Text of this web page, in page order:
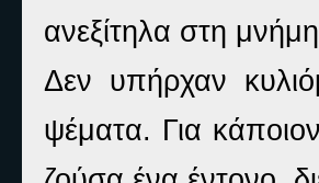
ανεξίτηλα στη
Δεν υπήρχαν
ψέματα. Για